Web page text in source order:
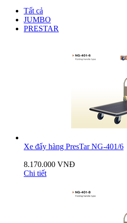
Tất cả
JUMBO
PRESTAR
Xe đẩy hàng PresTar NG-401/6
8.170.000 VNĐ
Chi tiết